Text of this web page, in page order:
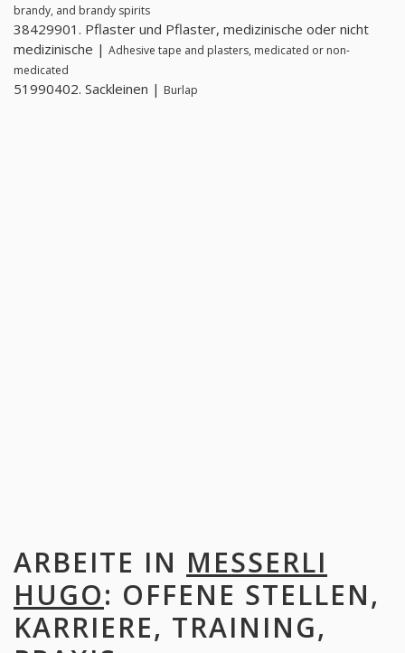
brandy, and brandy spirits
38429901. Pflaster und Pflaster, medizinische oder nicht
medizinische | Adhesive tape and plasters, medicated or non-
medicated
51990402. Sackleinen | Burlap
ARBEITE IN MESSERLI
HUGO: OFFENE STELLEN,
KARRIERE, TRAINING,